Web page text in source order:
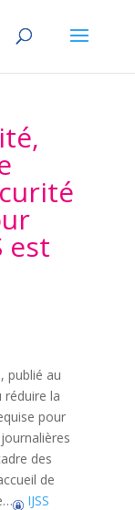
est
publié au
réduire la
pour
des
de
IJSS